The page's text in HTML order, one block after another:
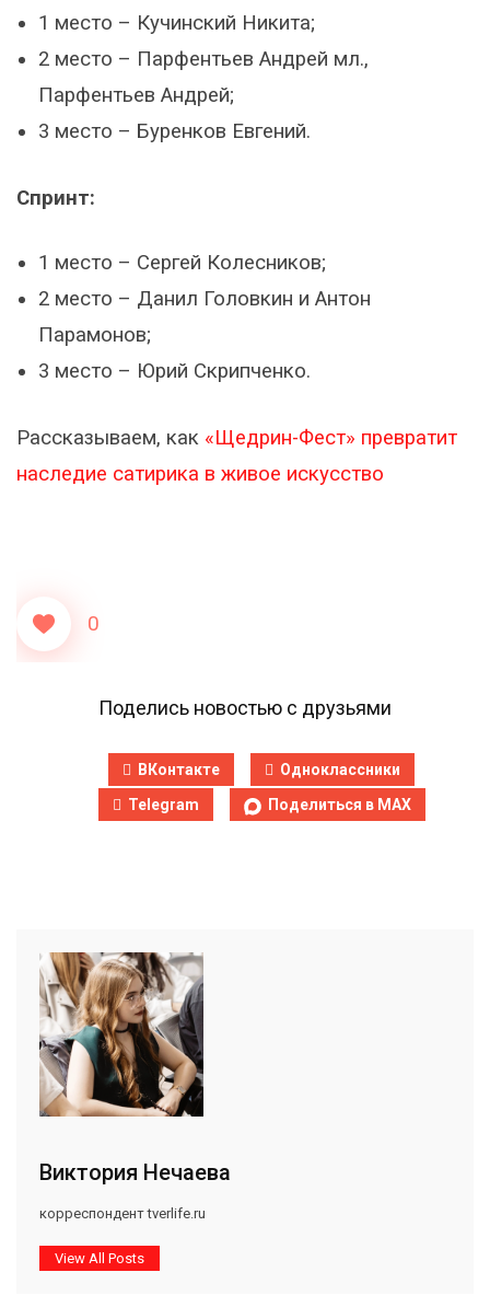
1 место – Кучинский Никита;
2 место – Парфентьев Андрей мл.,
Парфентьев Андрей;
3 место – Буренков Евгений.
Спринт:
1 место – Сергей Колесников;
2 место – Данил Головкин и Антон
Парамонов;
3 место – Юрий Скрипченко.
Рассказываем, как «Щедрин-Фест» превратит
наследие сатирика в живое искусство
0
Поделись новостью с друзьями
ВКонтакте
Одноклассники
Telegram
Поделиться в MAX
Виктория Нечаева
корреспондент tverlife.ru
View All Posts